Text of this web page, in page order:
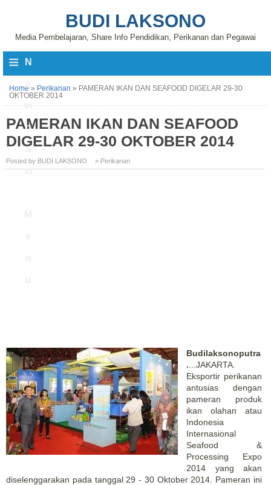
BUDI LAKSONO
Media Pembelajaran, Share Info Pendidikan, Perikanan dan Pegawai
≡ N
vi
g
a
si
Home » Perikanan » PAMERAN IKAN DAN SEAFOOD DIGELAR 29-30
OKTOBER 2014
PAMERAN IKAN DAN SEAFOOD
DIGELAR 29-30 OKTOBER 2014
Posted by BUDI LAKSONO » Perikanan
Budilaksonoputra
. ...JAKARTA.
Eksportir perikanan
antusias dengan
pameran produk
ikan olahan atau
Indonesia
Internasional
Seafood &
Processing Expo
2014 yang akan
diselenggarakan pada tanggal 29 - 30 Oktober 2014. Pameran ini